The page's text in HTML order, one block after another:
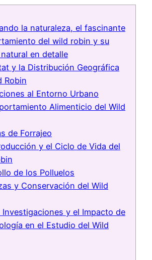
la naturaleza, el fascinante
del wild robin y su
en detalle
y la Distribución Geográfica
Robin
al Entorno Urbano
Alimenticio del Wild
de Forrajeo
y el Ciclo de Vida del
de los Polluelos
y Conservación del Wild
Investigaciones y el Impacto de
en el Estudio del Wild